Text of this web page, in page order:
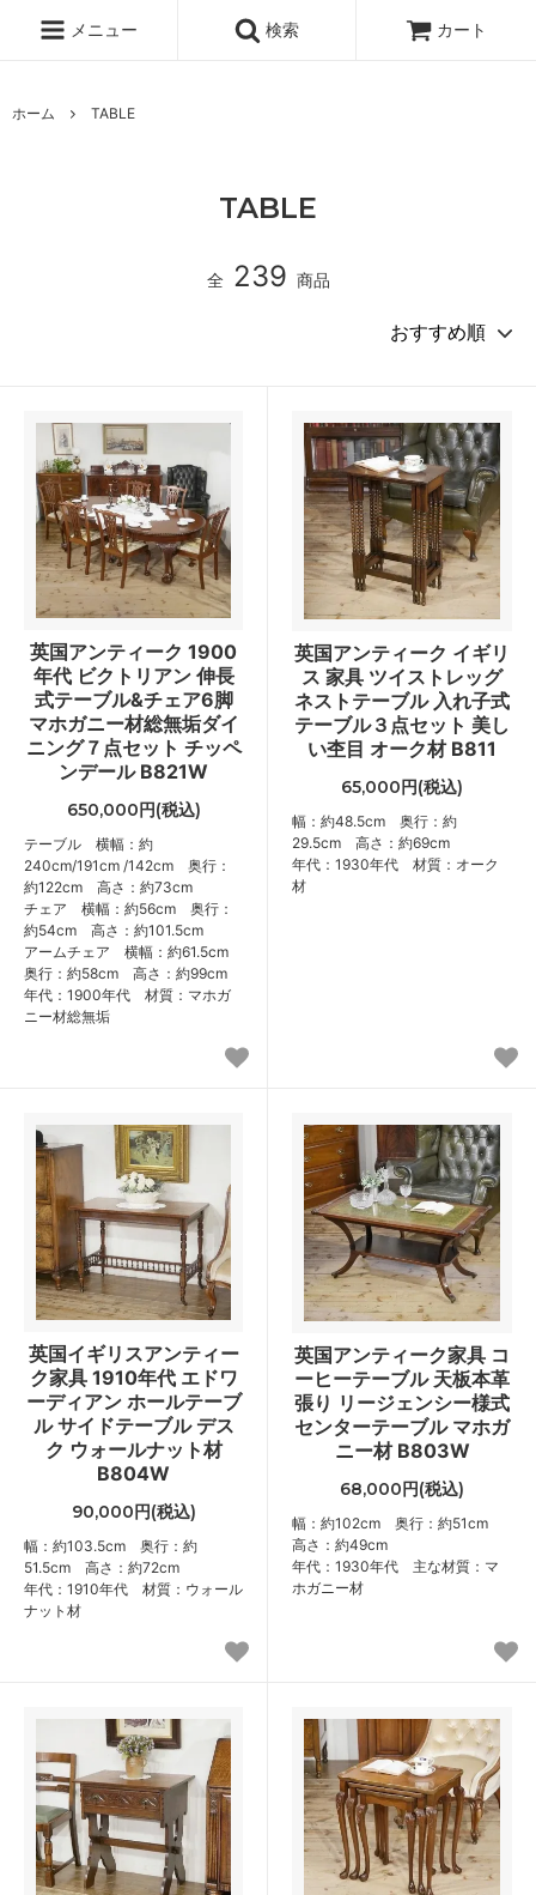
メニュー 検索 カート
ホーム TABLE
TABLE
全 239 商品
英国アンティーク 1900
年代 ビクトリアン 伸長
式テーブル&チェア6脚
マホガニー材総無垢ダイ
ニング７点セット チッペ
ンデール B821W
650,000円(税込)
テーブル 横幅：約
240cm/191cm /142cm 奥行：
約122cm 高さ：約73cm
チェア 横幅：約56cm 奥行：
約54cm 高さ：約101.5cm
アームチェア 横幅：約61.5cm
奥行：約58cm 高さ：約99cm
年代：1900年代 材質：マホガ
ニー材総無垢
英国アンティーク イギリ
ス 家具 ツイストレッグ
ネストテーブル 入れ子式
テーブル３点セット 美し
い杢目 オーク材 B811
65,000円(税込)
幅：約48.5cm 奥行：約
29.5cm 高さ：約69cm
年代：1930年代 材質：オーク
材
英国イギリスアンティー
ク家具 1910年代 エドワ
ーディアン ホールテーブ
ル サイドテーブル デス
ク ウォールナット材
B804W
90,000円(税込)
幅：約103.5cm 奥行：約
51.5cm 高さ：約72cm
年代：1910年代 材質：ウォール
ナット材
英国アンティーク家具 コ
ーヒーテーブル 天板本革
張り リージェンシー様式
センターテーブル マホガ
ニー材 B803W
68,000円(税込)
幅：約102cm 奥行：約51cm
高さ：約49cm
年代：1930年代 主な材質：マ
ホガニー材